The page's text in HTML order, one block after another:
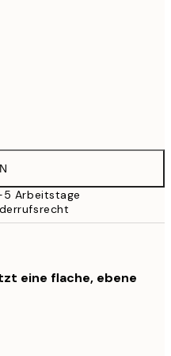
Arbeitstage
eine flache, ebene